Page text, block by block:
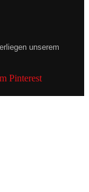
unserem
Pinterest